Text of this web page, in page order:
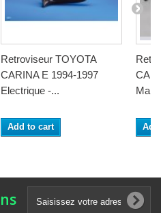
Retroviseur TOYOTA
CARINA E 1994-1997
Electrique -...
Add to cart